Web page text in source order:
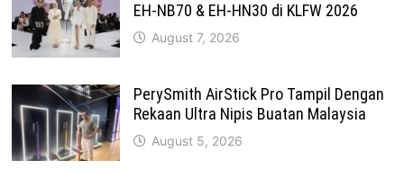
EH-NB70 & EH-HN30 di KLFW 2026
August 7, 2026
PerySmith AirStick Pro Tampil Dengan
Rekaan Ultra Nipis Buatan Malaysia
August 5, 2026